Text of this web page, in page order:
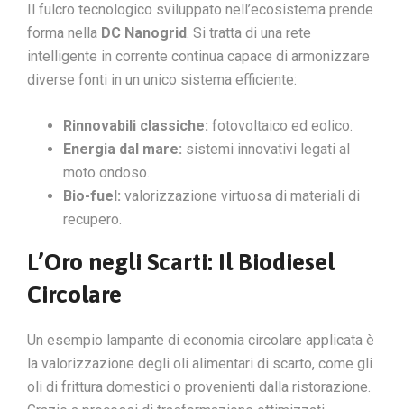
Il fulcro tecnologico sviluppato nell’ecosistema prende
forma nella DC Nanogrid. Si tratta di una rete
intelligente in corrente continua capace di armonizzare
diverse fonti in un unico sistema efficiente:
Rinnovabili classiche: fotovoltaico ed eolico.
Energia dal mare: sistemi innovativi legati al
moto ondoso.
Bio-fuel: valorizzazione virtuosa di materiali di
recupero.
L’Oro negli Scarti: Il Biodiesel
Circolare
Un esempio lampante di economia circolare applicata è
la valorizzazione degli oli alimentari di scarto, come gli
oli di frittura domestici o provenienti dalla ristorazione.